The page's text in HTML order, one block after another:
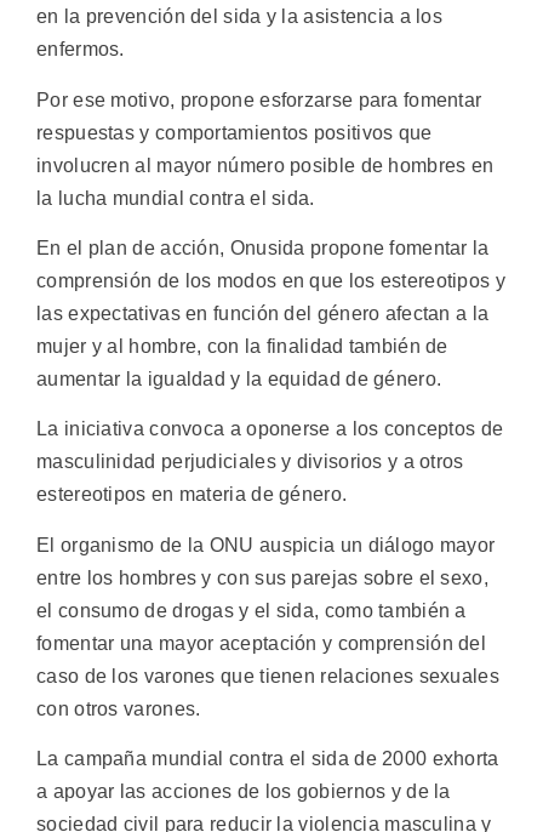
en la prevención del sida y la asistencia a los
enfermos.
Por ese motivo, propone esforzarse para fomentar
respuestas y comportamientos positivos que
involucren al mayor número posible de hombres en
la lucha mundial contra el sida.
En el plan de acción, Onusida propone fomentar la
comprensión de los modos en que los estereotipos y
las expectativas en función del género afectan a la
mujer y al hombre, con la finalidad también de
aumentar la igualdad y la equidad de género.
La iniciativa convoca a oponerse a los conceptos de
masculinidad perjudiciales y divisorios y a otros
estereotipos en materia de género.
El organismo de la ONU auspicia un diálogo mayor
entre los hombres y con sus parejas sobre el sexo,
el consumo de drogas y el sida, como también a
fomentar una mayor aceptación y comprensión del
caso de los varones que tienen relaciones sexuales
con otros varones.
La campaña mundial contra el sida de 2000 exhorta
a apoyar las acciones de los gobiernos y de la
sociedad civil para reducir la violencia masculina y